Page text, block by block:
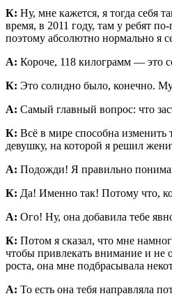
К: Ну, мне кажется, я тогда себя
время, в 2011 году, там у ребят
поэтому абсолютно нормально я
А: Короче, 118 килограмм — это
К: Это солидно было, конечно.
А: Самый главный вопрос: что
К: Всё в мире способна
девушку, на которой я решил
А: Подожди! Я правильно
К: Да! Именно так! Потому что,
А: Ого! Ну, она добавила тебе
К: Потом я сказал, что мне
чтобы привлекать внимание и не
роста, она мне подбрасывала
А: То есть она тебя направляла